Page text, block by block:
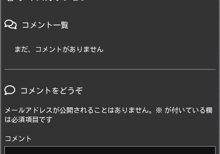
コメント一覧
まだ、コメントがありません
コメントをどうぞ
メールアドレスが公開されることはありません。 ※ が付いている欄
は必須項目です
コメント